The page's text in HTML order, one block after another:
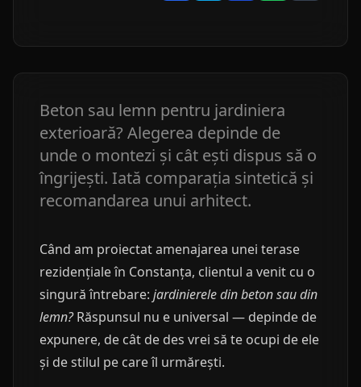
Beton sau lemn pentru jardiniera
exterioară? Alegerea depinde de
unde o montezi și cât ești dispus să o
îngrijești. Iată comparația sintetică și
recomandarea unui arhitect.
Când am proiectat amenajarea unei terase
rezidențiale în Constanța, clientul a venit cu o
singură întrebare: jardinierele din beton sau din
lemn?Răspunsul nu e universal — depinde de
expunere, de cât de des vrei să te ocupi de ele
și de stilul pe care îl urmărești.